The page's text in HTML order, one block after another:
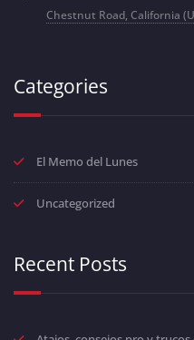
Chestnut Road, California
Categories
El Memo del Lunes
Uncategorized
Recent Posts